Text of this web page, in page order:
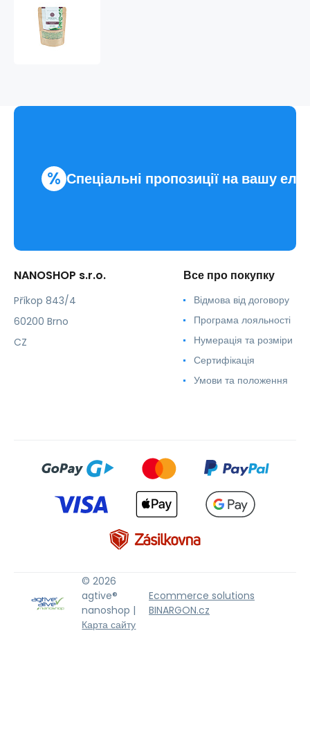
% Спеціальні пропозиції на вашу
NANOSHOP s.r.o.
Příkop 843/4
60200 Brno
CZ
Все про покупку
Відмова від договору
Програма лояльності
Нумерація та розміри
Сертифікація
Умови та положення
© 2026
agtive®
nanoshop |
Карта сайту
Ecommerce solutions
BINARGON.cz